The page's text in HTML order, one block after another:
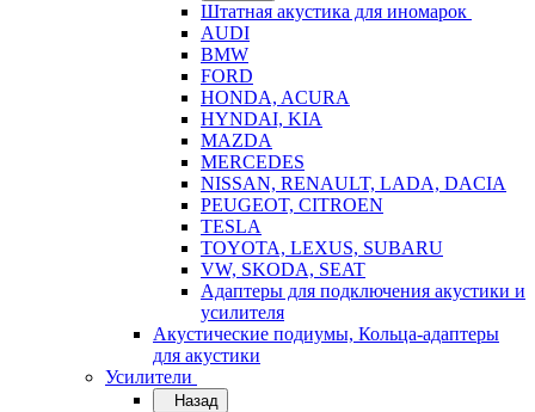
Штатная акустика для иномарок
AUDI
BMW
FORD
HONDA, ACURA
HYNDAI, KIA
MAZDA
MERCEDES
NISSAN, RENAULT, LADA, DACIA
PEUGEOT, CITROEN
TESLA
TOYOTA, LEXUS, SUBARU
VW, SKODA, SEAT
Адаптеры для подключения акустики и
усилителя
Акустические подиумы, Кольца-адаптеры
для акустики
Усилители
Назад